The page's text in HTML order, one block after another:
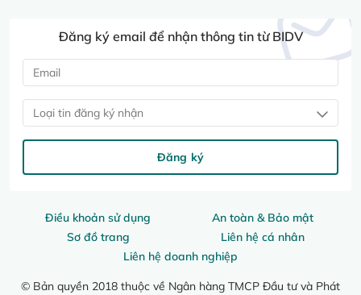
Điều khoản sử dụng
An toàn & Bảo mật
Sơ đồ trang
Liên hệ cá nhân
Liên hệ doanh nghiệp
© Bản quyền 2018 thuộc về Ngân hàng TMCP Đầu tư và Phát
Đăng ký email để nhận thông tin từ BIDV
Loại tin đăng ký nhận
Đăng ký